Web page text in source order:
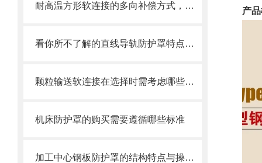
耐高温方形软连接的多向补偿方式，可提供较大的轴向、角向和侧向位移
看你所不了解的直线导轨防护罩特点介绍
颗粒输送软连接在选择时需考虑哪些因素？
机床防护罩的购买需要遵循哪些标准
加工中心钢板防护罩的结构特点与操作维护方式
产